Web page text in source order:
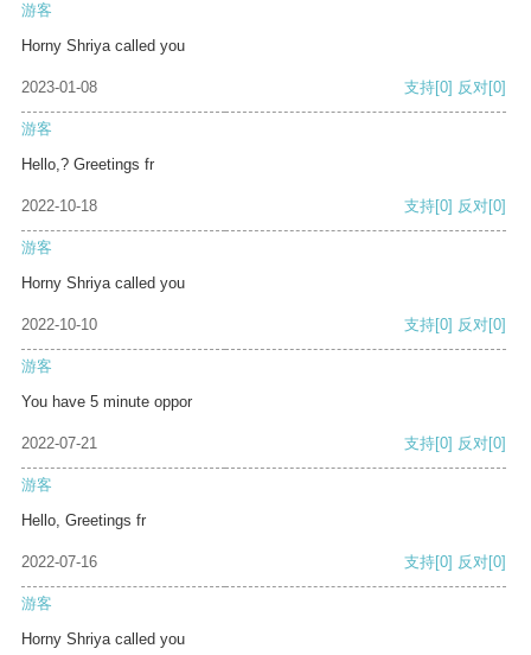
游客
Horny Shriya called you
2023-01-08 支持[0] 反对[0]
游客
Hello,? Greetings fr
2022-10-18 支持[0] 反对[0]
游客
Horny Shriya called you
2022-10-10 支持[0] 反对[0]
游客
You have 5 minute oppor
2022-07-21 支持[0] 反对[0]
游客
Hello, Greetings fr
2022-07-16 支持[0] 反对[0]
游客
Horny Shriya called you